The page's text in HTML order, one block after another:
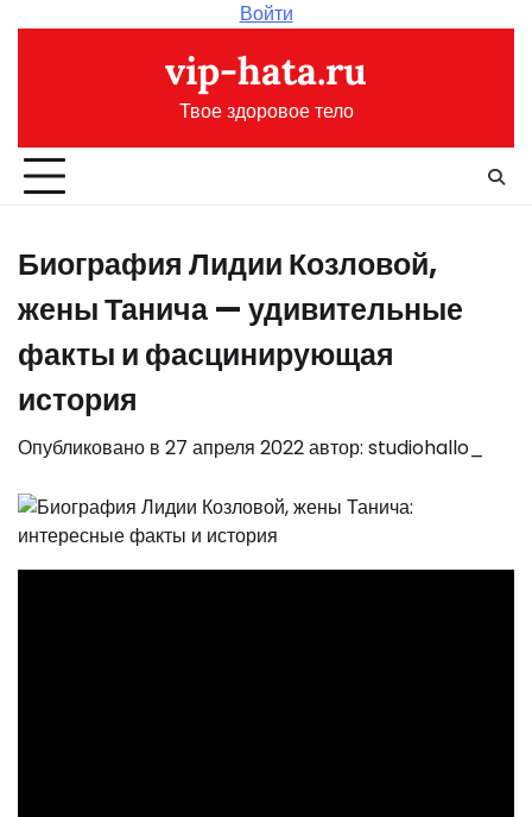
Войти
vip-hata.ru
Твое здоровое тело
Биография Лидии Козловой,
жены Танича — удивительные
факты и фасцинирующая
история
Опубликовано в 27 апреля 2022автор: studiohallo_